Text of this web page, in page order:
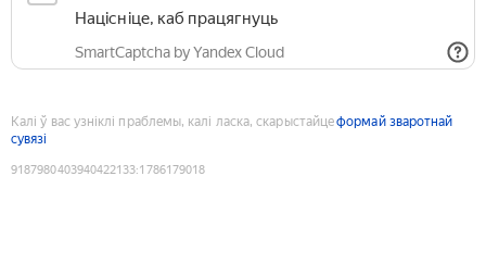
Націсніце, каб працягнуць
SmartCaptcha by Yandex Cloud
Калі ў вас узніклі праблемы, калі ласка, скарыстайцеформай зваротнай
сувязі
9187980403940422133:1786179018